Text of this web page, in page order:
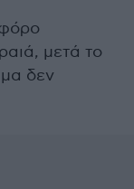
μετά το
δεν